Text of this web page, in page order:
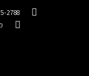
2788